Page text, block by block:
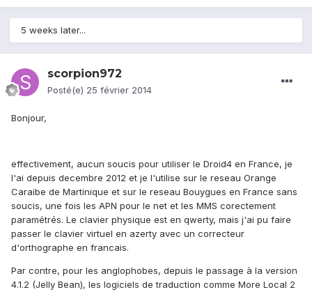
5 weeks later...
scorpion972
Posté(e) 25 février 2014
Bonjour,
effectivement, aucun soucis pour utiliser le Droid4 en France, je
l'ai depuis decembre 2012 et je l'utilise sur le reseau Orange
Caraibe de Martinique et sur le reseau Bouygues en France sans
soucis, une fois les APN pour le net et les MMS corectement
paramétrés. Le clavier physique est en qwerty, mais j'ai pu faire
passer le clavier virtuel en azerty avec un correcteur
d'orthographe en francais.
Par contre, pour les anglophobes, depuis le passage à la version
4.1.2 (Jelly Bean), les logiciels de traduction comme More Local 2